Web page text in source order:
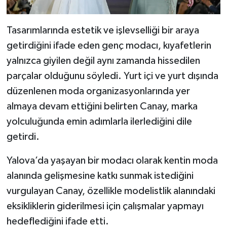
Tasarımlarında estetik ve işlevselliği bir araya
getirdiğini ifade eden genç modacı, kıyafetlerin
yalnızca giyilen değil aynı zamanda hissedilen
parçalar olduğunu söyledi. Yurt içi ve yurt dışında
düzenlenen moda organizasyonlarında yer
almaya devam ettiğini belirten Canay, marka
yolculuğunda emin adımlarla ilerlediğini dile
getirdi.
Yalova’da yaşayan bir modacı olarak kentin moda
alanında gelişmesine katkı sunmak istediğini
vurgulayan Canay, özellikle modelistlik alanındaki
eksikliklerin giderilmesi için çalışmalar yapmayı
hedeflediğini ifade etti.